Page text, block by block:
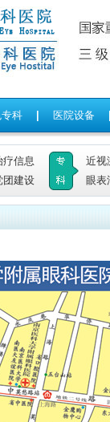
科 医院设备
疗信息
近视
团建设 眼表